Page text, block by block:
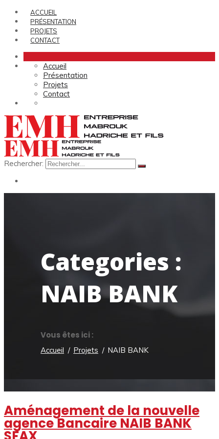
ACCUEIL
PRÉSENTATION
PROJETS
CONTACT
Accueil
Présentation
Projets
Contact
Rechercher:
Categories :
NAIB BANK
Vous êtes ici :
Accueil Projets NAIB BANK
Aménagement de la nouvelle
agence Bancaire NAIB BANK